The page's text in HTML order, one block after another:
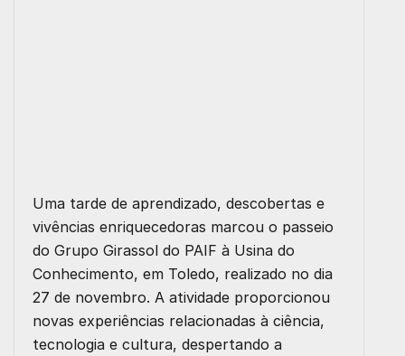
Uma tarde de aprendizado, descobertas e
vivências enriquecedoras marcou o passeio
do Grupo Girassol do PAIF à Usina do
Conhecimento, em Toledo, realizado no dia
27 de novembro. A atividade proporcionou
novas experiências relacionadas à ciência,
tecnologia e cultura, despertando a